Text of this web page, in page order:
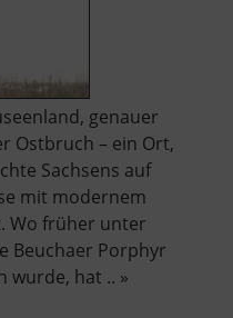
genauer
Ostbruch – ein Ort,
Sachsens auf
mit modernem
Wo früher unter
Beuchaer Porphyr
wurde, hat .. »